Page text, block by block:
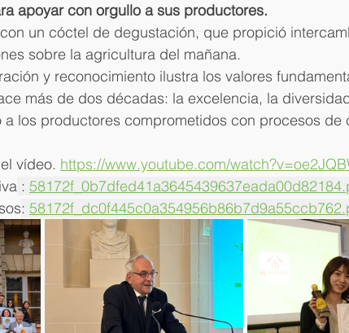
apoyar con orgullo a sus productores.
un cóctel de degustación, que propició
sobre la agricultura del mañana.
y reconocimiento ilustra los valores
más de dos décadas: la excelencia, la
a los productores comprometidos con procesos de
vídeo. https://www.youtube.com/
:
: